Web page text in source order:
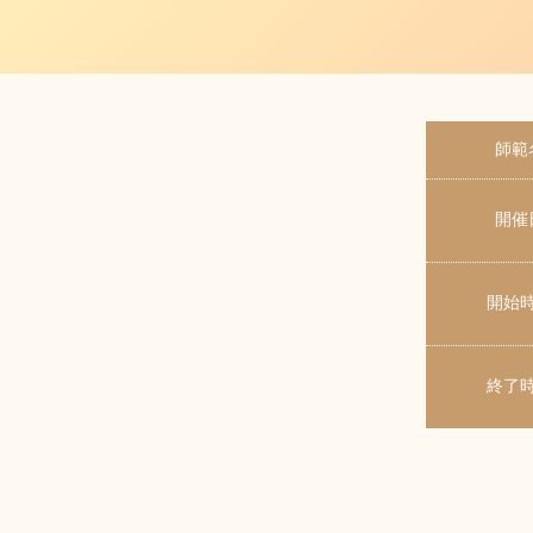
師範
開催
開始
終了